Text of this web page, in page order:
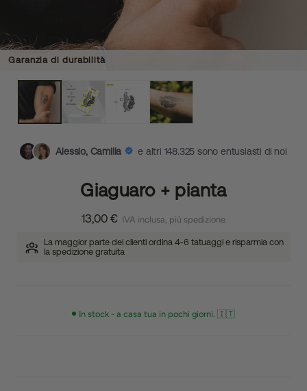
Garanzia di durabilità
Alessio, Camilla e altri 148.325 sono entusiasti di noi
Giaguaro + pianta
13,00 € IVA inclusa, più spedizione
La maggior parte dei clienti ordina 4-6 tatuaggi e risparmia con
la spedizione gratuita
In stock - a casa tua in pochi giorni. 🇮🇹